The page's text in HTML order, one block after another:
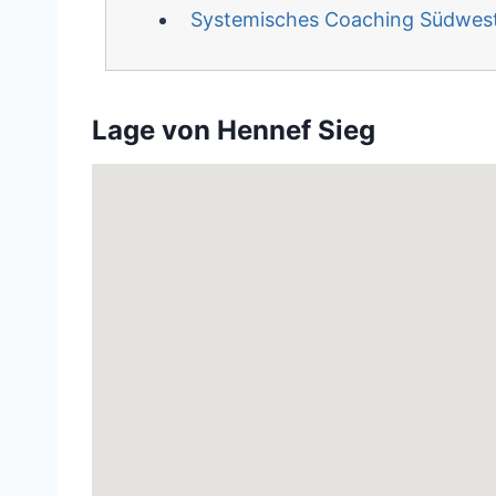
Systemisches Coaching
Lage von Hennef Sieg